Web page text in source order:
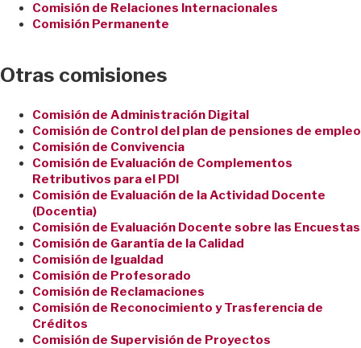
Comisión de Relaciones Internacionales
Comisión Permanente
Otras comisiones
Comisión de Administración Digital
Comisión de Control del plan de pensiones de empleo
Comisión de Convivencia
Comisión de Evaluación de Complementos
Retributivos para el PDI
Comisión de Evaluación de la Actividad Docente
(Docentia)
Comisión de Evaluación Docente sobre las Encuestas
Comisión de Garantía de la Calidad
Comisión de Igualdad
Comisión de Profesorado
Comisión de Reclamaciones
Comisión de Reconocimiento y Trasferencia de
Créditos
Comisión de Supervisión de Proyectos